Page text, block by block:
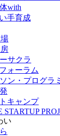
with
手育成
サクラ
ォーラム
ン・プログラ
キャンプ
STARTUP
い